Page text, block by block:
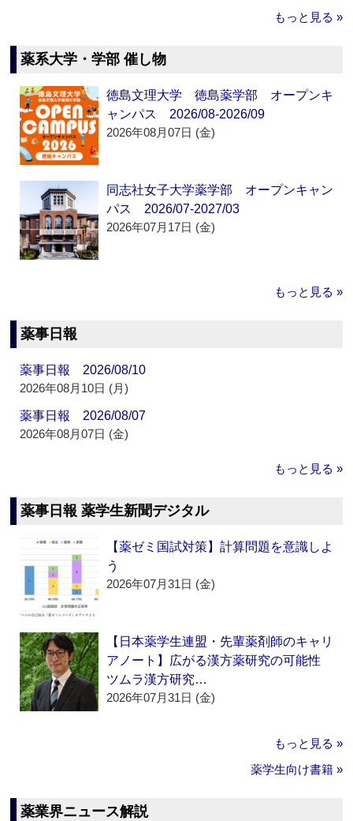
もっと見る »
薬系大学・学部 催し物
徳島文理大学 徳島薬学部 オープンキ
ャンパス 2026/08-2026/09
2026年08月07日 (金)
同志社女子大学薬学部 オープンキャン
パス 2026/07-2027/03
2026年07月17日 (金)
もっと見る »
薬事日報
薬事日報 2026/08/10
2026年08月10日 (月)
薬事日報 2026/08/07
2026年08月07日 (金)
もっと見る »
薬事日報 薬学生新聞デジタル
【薬ゼミ国試対策】計算問題を意識しよ
う
2026年07月31日 (金)
【日本薬学生連盟・先輩薬剤師のキャリ
アノート】広がる漢方薬研究の可能性
ツムラ漢方研究…
2026年07月31日 (金)
もっと見る »
薬学生向け書籍 »
薬業界ニュース解説